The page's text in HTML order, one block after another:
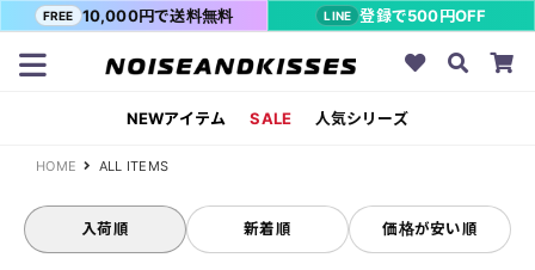
FREE 10,000円で送料無料 LINE 登録で500円OFF
NEWアイテム SALE 人気シリーズ
HOME ALL ITEMS
入荷順 新着順 価格が安い順